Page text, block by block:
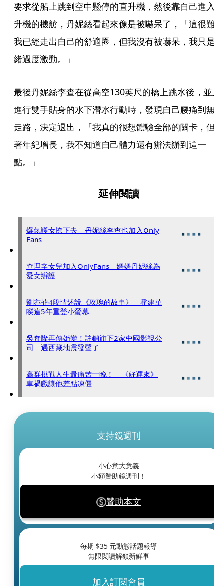
要求從船上跳到空中懸停的直升機，然後靠自己進入
升機的機艙，丹妮絲看起來像是被嚇呆了，「這很難
我已經走出自己的舒適圈，但我沒有被嚇呆，我只是
緒過度激動。」
最後丹妮絲李查在從高空130英尺的橋上跳水後，並
進行雙手貼身的水下潛水行動時，發現自己腰痛到無
走路，決定退出，「我真的很想體驗全部的關卡，但
著年紀增長，我不知道自己體力還有辦法辦到這一
點。」
延伸閱讀
爆氣護女撩下去 丹妮絲李查也加入Only
Fans
查理辛女兒加入OnlyFans 媽媽丹妮絲為
愛女辯護
劉亦菲4段情述說《玫瑰的故事》 霍建華
睽違5年重登小螢幕
吳奇隆再傳婚變！註銷旗下2家中國影視公
司 遇西藏地震發聲了
高群挑戰人生最痛苦一晚！ 《好運來》
車禍戲讓他差點凍僵
支持鏡週刊
小心意大意義
小額贊助鏡週刊！
贊助本文
每期 $35 元動態話題報導
無限閱讀解鎖新鮮事
加入訂閱會員